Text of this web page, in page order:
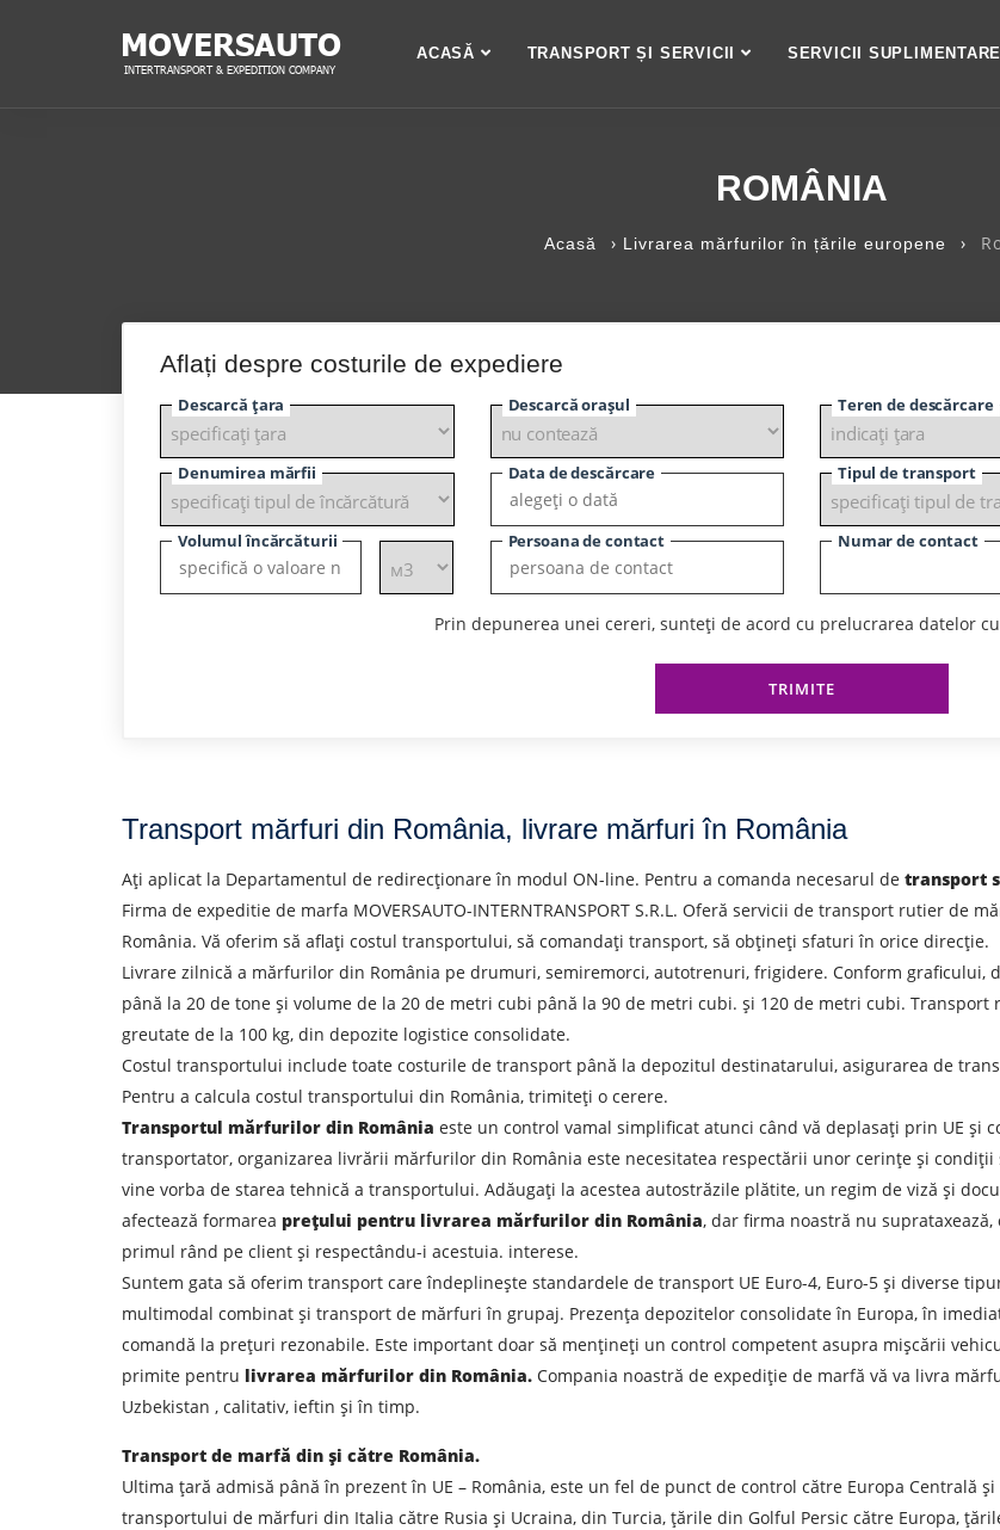
ACASĂ TRANSPORT ȘI SERVICII SERVICII SUPLIMENTARE
ROMÂNIA
Acasă › Livrarea mărfurilor în țările europene ›
Aflați despre costurile de expediere
Descarcă țara Descarcă orașul Teren de descărcare
Denumirea mărfii Data de descărcare Tipul de transport
Volumul încărcăturii Persoana de contact Numar de contact
Prin depunerea unei cereri, sunteți de acord cu prelucrarea datelor
TRIMITE
Transport mărfuri din România, livrare mărfuri în România
Ați aplicat la Departamentul de redirecționare în modul ON-line. Pentru a comanda necesarul de transport
Firma de expeditie de marfa MOVERSAUTO-INTERNTRANSPORT S.R.L. Oferă servicii de transport rutier de
România. Vă oferim să aflați costul transportului, să comandați transport, să obțineți sfaturi în orice direcție.
Livrare zilnică a mărfurilor din România pe drumuri, semiremorci, autotrenuri, frigidere. Conform graficului,
până la 20 de tone și volume de la 20 de metri cubi până la 90 de metri cubi. și 120 de metri cubi.
greutate de la 100 kg, din depozite logistice consolidate.
Costul transportului include toate costurile de transport până la depozitul destinatarului, asigurarea de
Pentru a calcula costul transportului din România, trimiteți o cerere.
Transportul mărfurilor din România este un control vamal simplificat atunci când vă deplasați prin UE și
transportator, organizarea livrării mărfurilor din România este necesitatea respectării unor cerințe și
vine vorba de starea tehnică a transportului. Adăugați la acestea autostrăzile plătite, un regim de viză și
afectează formarea prețului pentru livrarea mărfurilor din România, dar firma noastră nu
primul rând pe client și respectându-i acestuia. interese.
Suntem gata să oferim transport care îndeplinește standardele de transport UE Euro-4, Euro-5 și diverse
multimodal combinat și transport de mărfuri în grupaj. Prezența depozitelor consolidate în Europa, în
comandă la prețuri rezonabile. Este important doar să mențineți un control competent asupra mișcării
primite pentru livrarea mărfurilor din România. Compania noastră de expediție de marfă vă va livra
Uzbekistan , calitativ, ieftin și în timp.
Transport de marfă din și către România.
Ultima țară admisă până în prezent în UE – România, este un fel de punct de control către Europa Centrală
transportului de mărfuri din Italia către Rusia și Ucraina, din Turcia, țările din Golful Persic către Europa,